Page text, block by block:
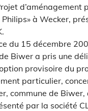
d’aménagement
à Wecker,
du 15 décembre
Biwer a pris une
provisoire du
particulier,
commune de
par la société